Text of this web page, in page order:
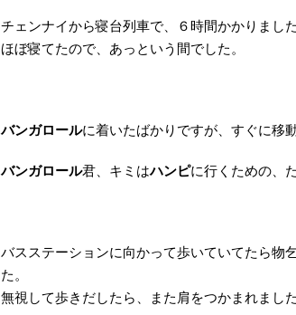
チェンナイから寝台列車で、６時間かかりました
ほぼ寝てたので、あっという間でした。
バンガロールに着いたばかりですが、すぐに移
バンガロール君、キミはハンピに行くための、
バスステーションに向かって歩いていてたら物
た。
無視して歩きだしたら、また肩をつかまれました